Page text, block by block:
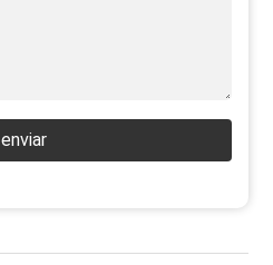
enviar